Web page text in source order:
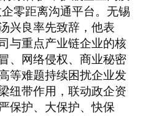
零距离沟通平台。无锡
兴良率先致辞，他表
与重点产业链企业的核
、网络侵权、商业秘密
等难题持续困扰企业发
纽带作用，联动政企资
保护、大保护、快保